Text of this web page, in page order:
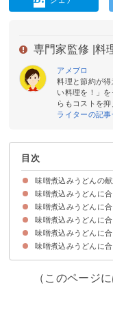
専門家監修 | 料
アメブロ
料理と節約が
い料理を！」
らもコストを抑
ライターの記事
目次
味噌煮込みうどんの
味噌煮込みうどんに
①水菜とミニトマト
②豆腐とアボカドの
③なすのポン酢和え
④きゅうりの浅漬け
⑤長芋の梅ポン酢サ
味噌煮込みうどんに
①かぼちゃと豚肉の
②野菜とツナのマヨ
③切り干し大根の煮
④もやしとウィンナ
味噌煮込みうどんに
①手羽先の甘辛焼き
②鶏の唐揚げ
③ぶりの照り焼き
④ちくわの磯辺揚げ
味噌煮込みうどんに
献立メニュー例①
献立メニュー例②
献立メニュー例③
献立メニュー例④
味噌煮込みうどんに
（このページ